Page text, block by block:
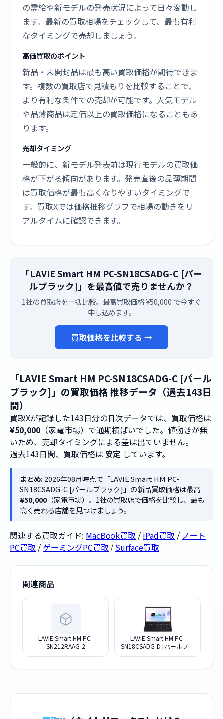
の需給や新モデルの発売状況によって日々変動し
ます。最新の買取相場をチェックして、最も有利
なタイミングで売却しましょう。
高価買取のポイント
新品・未開封品は最も高い買取価格が期待できま
す。複数の買取店で見積もりを比較することで、
より有利な条件での売却が可能です。人気モデル
や品薄商品は定価以上の買取価格になることもあ
ります。
売却タイミング
一般的に、新モデル発表前は現行モデルの買取価
格が下がる傾向があります。発売直後の品薄期間
は買取価格が最も高くなりやすいタイミングで
す。買取Xでは価格推移グラフで相場の動きをリ
アルタイムに確認できます。
「LAVIE Smart HM PC-SN18CSADG-C [パー
ルブラック]」を最高値で売りませんか？
1社の買取店を一括比較。最高買取価格 ¥50,000 で今すぐ
申し込めます。
買取価格を比較する →
「LAVIE Smart HM PC-SN18CSADG-C [パール
ブラック]」の買取価格 推移データ（過去143日
間）
買取Xが記録した143日分の日次データでは、買取価格は
¥50,000 （家電市場）で通期横ばいでした。値動きが無
いため、売却タイミングによる差は出ていません。
過去143日間、買取価格は 安定 しています。
まとめ:2026年08月時点で「LAVIE Smart HM PC-
SN18CSADG-C [パールブラック]」の新品買取価格は最高
¥50,000（家電市場）。1社の買取店で価格を比較し、最も
高く売れる店舗を見つけましょう。
関連する買取ガイド: MacBook買取 / iPad買取 / ノート
PC買取 / ゲーミングPC買取 / Surface買取
関連商品
LAVIE Smart HM PC-
SN212RAAG-2
LAVIE Smart HM PC-
SN18CSADG-D [パールブラ